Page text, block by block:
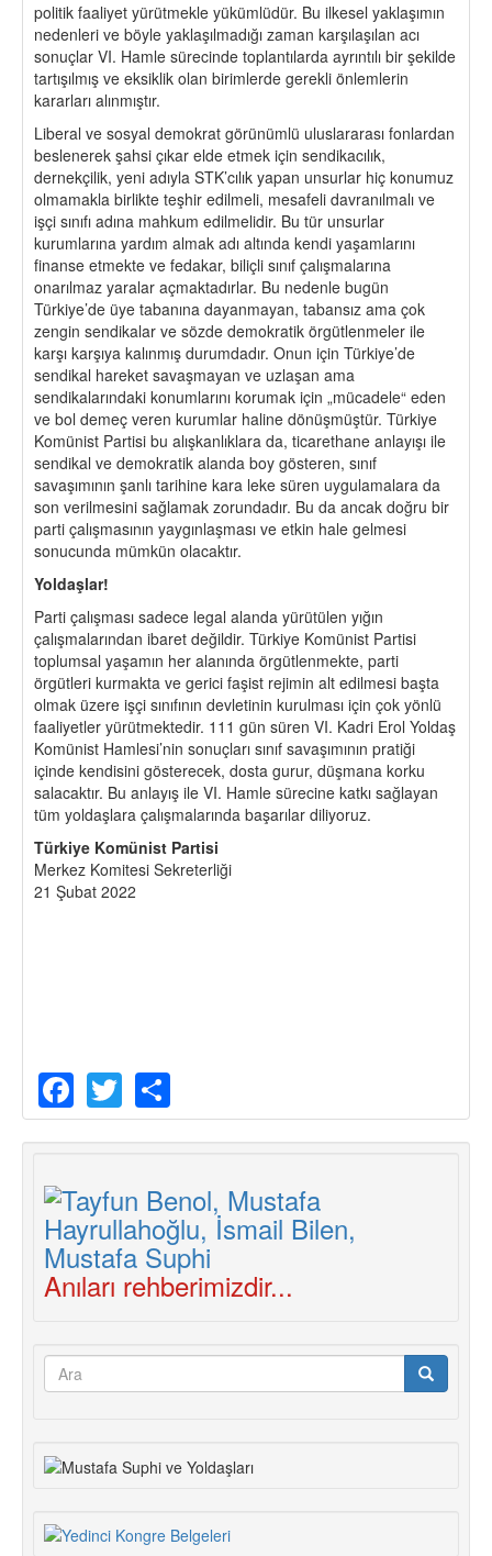
politik faaliyet yürütmekle yükümlüdür. Bu ilkesel yaklaşımın
nedenleri ve böyle yaklaşılmadığı zaman karşılaşılan acı
sonuçlar VI. Hamle sürecinde toplantılarda ayrıntılı bir şekilde
tartışılmış ve eksiklik olan birimlerde gerekli önlemlerin
kararları alınmıştır.
Liberal ve sosyal demokrat görünümlü uluslararası fonlardan
beslenerek şahsi çıkar elde etmek için sendikacılık,
dernekçilik, yeni adıyla STK’cılık yapan unsurlar hiç konumuz
olmamakla birlikte teşhir edilmeli, mesafeli davranılmalı ve
işçi sınıfı adına mahkum edilmelidir. Bu tür unsurlar
kurumlarına yardım almak adı altında kendi yaşamlarını
finanse etmekte ve fedakar, biliçli sınıf çalışmalarına
onarılmaz yaralar açmaktadırlar. Bu nedenle bugün
Türkiye’de üye tabanına dayanmayan, tabansız ama çok
zengin sendikalar ve sözde demokratik örgütlenmeler ile
karşı karşıya kalınmış durumdadır. Onun için Türkiye’de
sendikal hareket savaşmayan ve uzlaşan ama
sendikalarındaki konumlarını korumak için „mücadele“ eden
ve bol demeç veren kurumlar haline dönüşmüştür. Türkiye
Komünist Partisi bu alışkanlıklara da, ticarethane anlayışı ile
sendikal ve demokratik alanda boy gösteren, sınıf
savaşımının şanlı tarihine kara leke süren uygulamalara da
son verilmesini sağlamak zorundadır. Bu da ancak doğru bir
parti çalışmasının yaygınlaşması ve etkin hale gelmesi
sonucunda mümkün olacaktır.
Yoldaşlar!
Parti çalışması sadece legal alanda yürütülen yığın
çalışmalarından ibaret değildir. Türkiye Komünist Partisi
toplumsal yaşamın her alanında örgütlenmekte, parti
örgütleri kurmakta ve gerici faşist rejimin alt edilmesi başta
olmak üzere işçi sınıfının devletinin kurulması için çok yönlü
faaliyetler yürütmektedir. 111 gün süren VI. Kadri Erol Yoldaş
Komünist Hamlesi’nin sonuçları sınıf savaşımının pratiği
içinde kendisini gösterecek, dosta gurur, düşmana korku
salacaktır. Bu anlayış ile VI. Hamle sürecine katkı sağlayan
tüm yoldaşlara çalışmalarında başarılar diliyoruz.
Türkiye Komünist Partisi
Merkez Komitesi Sekreterliği
21 Şubat 2022
Facebook
Twitter
Anıları rehberimizdir...
Arama